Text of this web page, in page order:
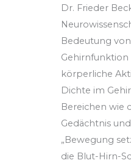
Dr. Frieder
Bedeutung
körperliche
Dichte im
Bereichen wie
Gedächtnis
„Bewegung
die Blut-Hirn-